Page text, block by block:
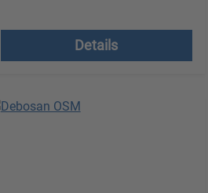
verzendkosten
Details